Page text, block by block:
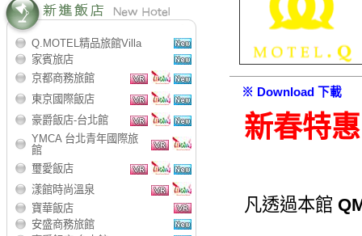
Q.MOTEL精品旅館Villa
家賓旅店
京都商務旅館
東京國際飯店
豪爵飯店-台北館
YMCA 台北青年國際旅
館
璽愛飯店
漾館時尚溫泉
寶華飯店
安盛商務旅館
※ Download 下載
新春特
凡透過本館